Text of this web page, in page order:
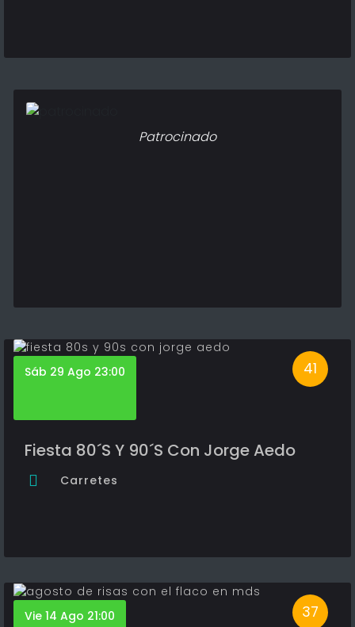
Patrocinado
41
Sáb 29 Ago 23:00
Fiesta 80´S Y 90´S Con Jorge Aedo
Carretes
37
Vie 14 Ago 21:00